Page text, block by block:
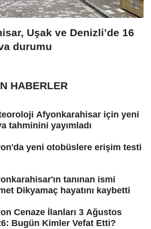
Uşak ve Denizli’de 16
durumu
HABERLER
Afyonkarahisar için yeni
tahminini yayımladı
yeni otobüslere erişim testi
tanınan ismi
Dikyamaç hayatını kaybetti
Cenaze İlanları 3 Ağustos
Bugün Kimler Vefat Etti?